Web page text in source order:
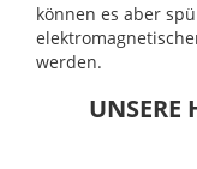
können es aber
werden.
UNSERE